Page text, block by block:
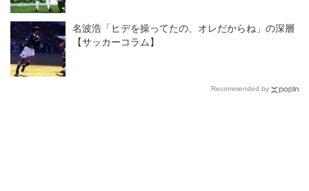
名波浩「ヒデを操ってたの、オレだからね」の深層
【サッカーコラム】
Recommended by